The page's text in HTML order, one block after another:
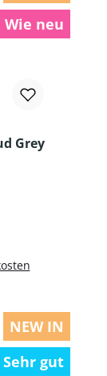
Wie neu
Grey
NEW IN
Sehr gut